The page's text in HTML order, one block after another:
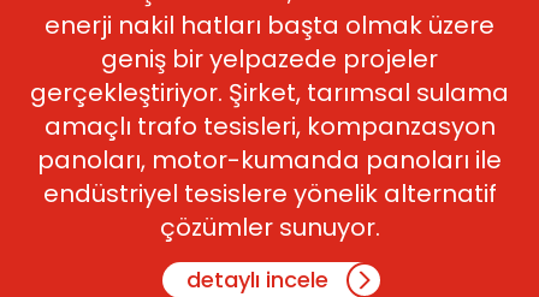
enerji nakil hatları başta olmak üzere
geniş bir yelpazede projeler
gerçekleştiriyor. Şirket, tarımsal sulama
amaçlı trafo tesisleri, kompanzasyon
panoları, motor-kumanda panoları ile
endüstriyel tesislere yönelik alternatif
çözümler sunuyor.
detaylı incele